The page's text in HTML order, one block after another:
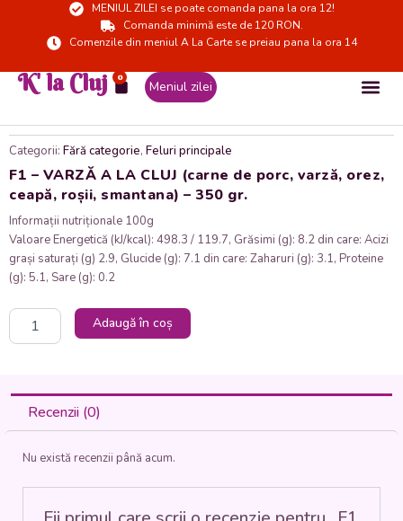
MENIUL ZILEI se poate comanda pana la ora 12!
Comanda minimă este de 120 RON.
Comenzile din meniul A La Carte se preiau pana la ora 14
K' la Cluj 0
Cart Meniul zilei
Categorii: Fără categorie, Feluri principale
F1 – VARZĂ A LA CLUJ (carne de porc, varză, orez,
ceapă, roșii, smantana) – 350 gr.
Informații nutriționale 100g
Valoare Energetică (kJ/kcal): 498.3 / 119.7, Grăsimi (g): 8.2 din care: Acizi
grași saturați (g) 2.9, Glucide (g): 7.1 din care: Zaharuri (g): 3.1, Proteine
(g): 5.1, Sare (g): 0.2
Cantitate
Adaugă în coș
Recenzii (0)
Nu există recenzii până acum.